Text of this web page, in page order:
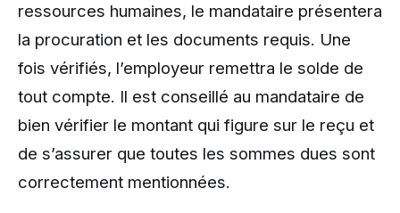
ressources humaines, le mandataire présentera
la procuration et les documents requis. Une
fois vérifiés, l’employeur remettra le solde de
tout compte. Il est conseillé au mandataire de
bien vérifier le montant qui figure sur le reçu et
de s’assurer que toutes les sommes dues sont
correctement mentionnées.